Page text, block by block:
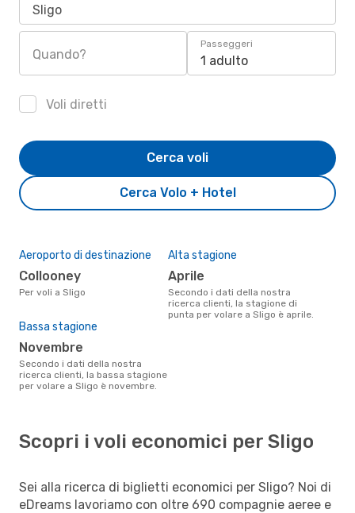
Sligo
Quando?
Passeggeri
1 adulto
Voli diretti
Cerca Volo + Hotel
Cerca voli
Aeroporto di destinazione
Collooney
Per voli a Sligo
Alta stagione
aprile
Secondo i dati della nostra
ricerca clienti, la stagione di
punta per volare a Sligo è aprile.
Bassa stagione
novembre
Secondo i dati della nostra
ricerca clienti, la bassa stagione
per volare a Sligo è novembre.
Scopri i voli economici per Sligo
Sei alla ricerca di biglietti economici per Sligo? Noi di
eDreams lavoriamo con oltre 690 compagnie aeree e